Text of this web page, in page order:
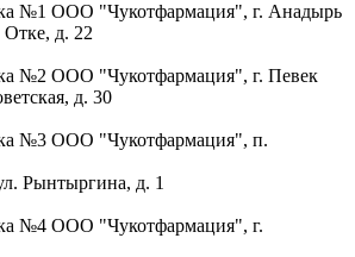
№1 ООО "Чукотфармация", г. Анадырь
Отке, д. 22
№2 ООО "Чукотфармация", г. Певек
д. 30
№3 ООО "Чукотфармация", п.
Рынтыргина, д. 1
№4 ООО "Чукотфармация", г.